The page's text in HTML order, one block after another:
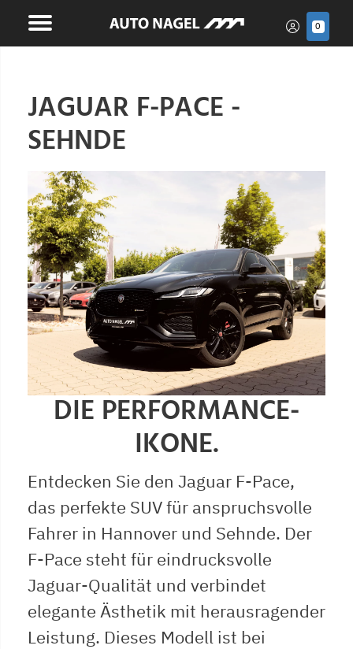
0
JAGUAR F-PACE -
SEHNDE
DIE PERFORMANCE-
IKONE.
Entdecken Sie den Jaguar F-Pace,
das perfekte SUV für anspruchsvolle
Fahrer in Hannover und Sehnde. Der
F-Pace steht für eindrucksvolle
Jaguar-Qualität und verbindet
elegante Ästhetik mit herausragender
Leistung. Dieses Modell ist bei